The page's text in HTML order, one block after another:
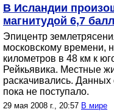
В Исландии
магнитудой 6,7
Эпицентр
московскому времени,
километров в 48 км к
Рейкьявика. Местные
раскачивались.
пока не поступало.
29 мая 2008 г., 20:57 В мире